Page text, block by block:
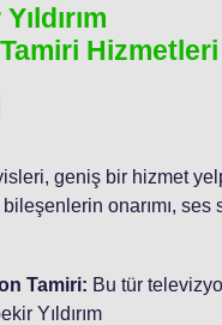
Hizmetleri
geniş bir hizmet
onarımı,
Tamiri: Bu tür
Yıldırım